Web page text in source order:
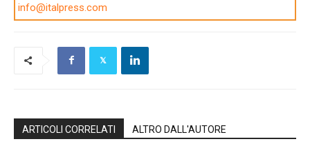
info@italpress.com
ARTICOLI CORRELATI ALTRO DALL'AUTORE